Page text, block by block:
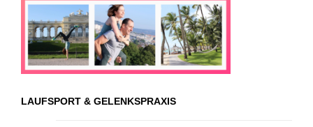
LAUFSPORT & GELENKSPRAXIS